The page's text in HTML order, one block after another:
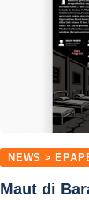
NEWS >
Maut di